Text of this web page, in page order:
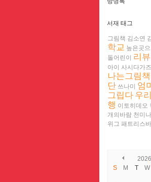
서재 태그
그림책 김소연
학교 높은곳
돌어린이
리뷰
아이
사시다가즈
나는그림책
단 쓰나미
엄
그립다 우
행 이토히데오
개의바람 천미나
위그 패트리스
2026
S
M T W